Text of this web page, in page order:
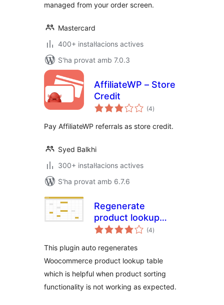
managed from your order screen.
Mastercard
400+ instal·lacions actives
S'ha provat amb 7.0.3
AffiliateWP – Store
Credit
(4puntuacions
totals
)
Pay AffiliateWP referrals as store credit.
Syed Balkhi
300+ instal·lacions actives
S'ha provat amb 6.7.6
Regenerate
product lookup
table for
(4puntuacions
totals
)
This plugin auto regenerates
Woocommerce product lookup table
which is helpful when product sorting
functionality is not working as expected.